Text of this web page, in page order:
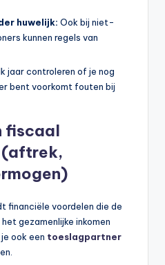
huwelijk: Ook bij niet-
kunnen regels van
jaar controleren of je nog
bent voorkomt fouten bij
fiscaal
financiële voordelen die de
gezamenlijke inkomen
ook een toeslagpartner